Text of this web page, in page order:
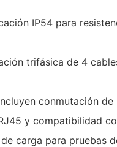
IP54 para
trifásica de 4
conmutación
y compatibilidad
carga para pruebas